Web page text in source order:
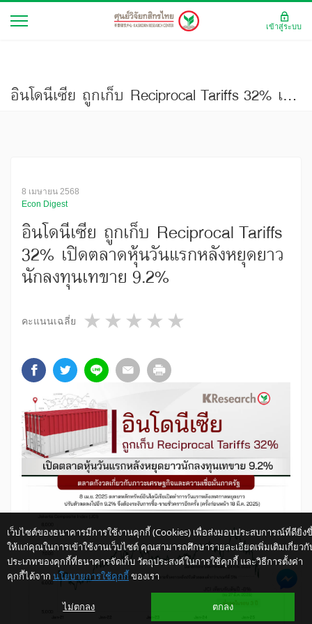
​อินโดนีเซีย ถูกเก็บ Reciprocal Tariffs 32% เปิดตลาดหุ้นวันแรกหลังหยุดยาวนักลงทุนเทขาย 9.2%
8 เมษายน 2568
Econ Digest
​อินโดนีเซีย ถูกเก็บ Reciprocal Tariffs
32% เปิดตลาดหุ้นวันแรกหลังหยุดยาว
นักลงทุนเทขาย 9.2%
คะแนนเฉลี่ย 4 stars
3 stars
2 stars
1 star
เว็บไซต์ของธนาคารมีการใช้งานคุกกี้ (Cookies) เพื่อส่งมอบประสบการณ์ที่ดียิ่ง
ให้แก่คุณในการเข้าใช้งานเว็บไซต์ คุณสามารถศึกษารายละเอียดเพิ่มเติมเกี่ยวกั
ประเภทของคุกกี้ที่ธนาคารจัดเก็บ วัตถุประสงค์ในการใช้คุกกี้ และวิธีการตั้งค่า
คุกกี้ได้จาก นโยบายการใช้คุกกี้ ของเรา
ไม่ตกลง ตกลง
เข้าสู่ระบบ